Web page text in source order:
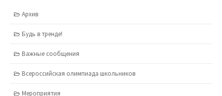
Архив
Будь в тренде!
Важные сообщения
Всероссийская олимпиада школьников
Мероприятия